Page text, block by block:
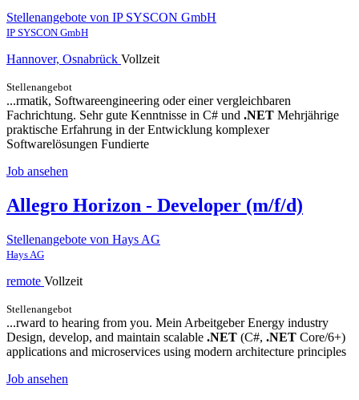
Stellenangebote von IP SYSCON GmbH
IP SYSCON GmbH
Hannover, Osnabrück Vollzeit
Stellenangebot
...rmatik, Softwareengineering oder einer vergleichbaren
Fachrichtung. Sehr gute Kenntnisse in C# und .NET Mehrjährige
praktische Erfahrung in der Entwicklung komplexer
Softwarelösungen Fundierte
Job ansehen
Allegro Horizon - Developer (m/f/d)
Stellenangebote von Hays AG
Hays AG
remote Vollzeit
Stellenangebot
...rward to hearing from you. Mein Arbeitgeber Energy industry
Design, develop, and maintain scalable .NET (C#, .NET Core/6+)
applications and microservices using modern architecture principles
Job ansehen